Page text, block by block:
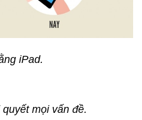
iPad.
mọi vấn đề.